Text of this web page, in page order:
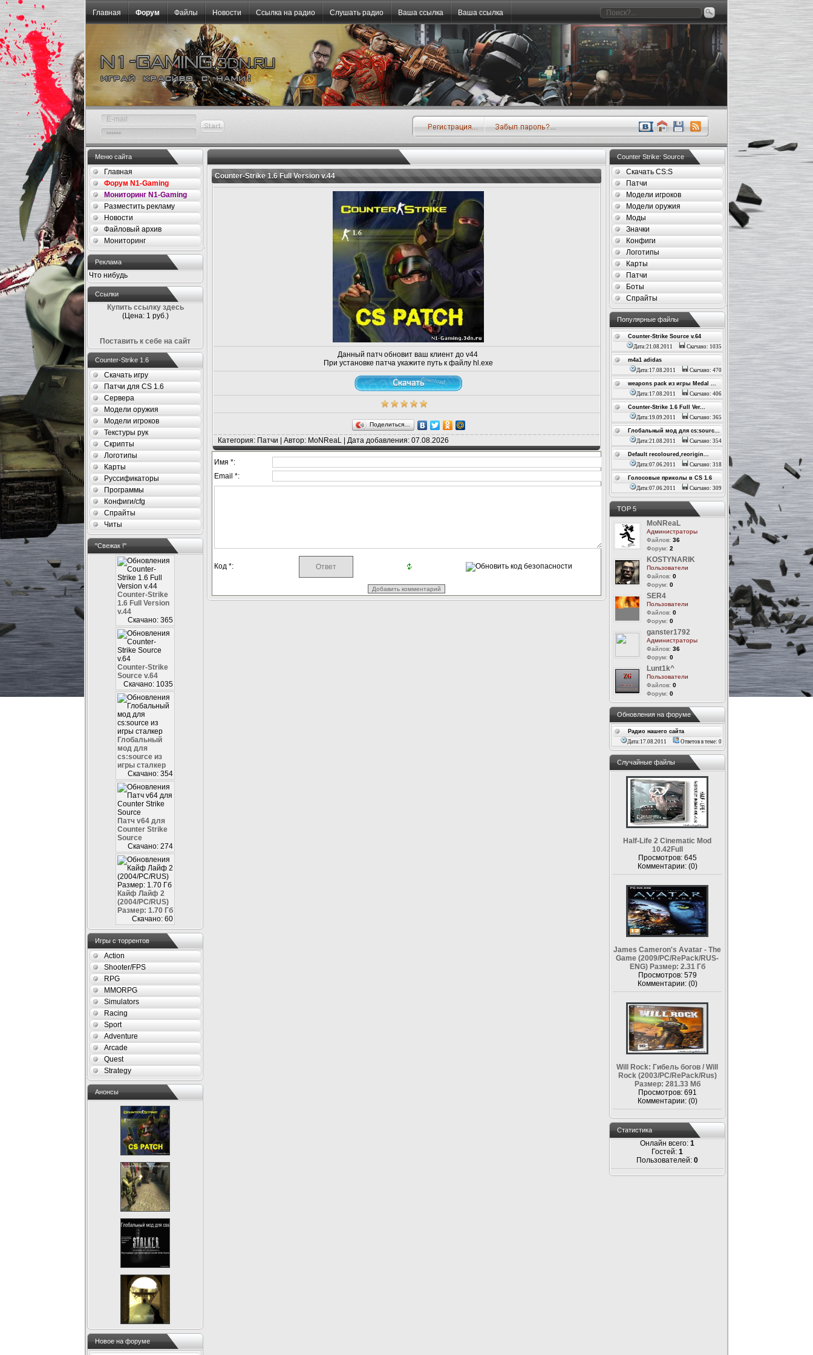
Главная Форум Файлы Новости Ссылка на радио Слушать радио Ваша ссылка Ваша ссылка
Меню сайта
Главная
Форум N1-Gaming
Мониторинг N1-Gaming
Разместить рекламу
Новости
Файловый архив
Мониторинг
Реклама
Что нибудь
Ссылки
Купить ссылку здесь
(Цена: 1 руб.)
Поставить к себе на сайт
Counter-Strike 1.6
Скачать игру
Патчи для CS 1.6
Сервера
Модели оружия
Модели игроков
Текстуры рук
Скрипты
Логотипы
Карты
Руссификаторы
Программы
Конфиги/cfg
Спрайты
Читы
"Свежак !"
Counter-Strike
1.6 Full Version
v.44
Скачано: 365
Counter-Strike
Source v.64
Скачано: 1035
Глобальный
мод для
cs:source из
игры сталкер
Скачано: 354
Патч v64 для
Counter Strike
Source
Скачано: 274
Кайф Лайф 2
(2004/PC/RUS)
Размер: 1.70 Гб
Скачано: 60
Игры с торрентов
Action
Shooter/FPS
RPG
MMORPG
Simulators
Racing
Sport
Adventure
Arcade
Quest
Strategy
Анонсы
Новое на форуме
Counter-Strike 1.6 Full Version v.44
Данный патч обновит ваш клиент до v44
При установке патча укажите путь к файлу hl.exe
Поделиться…
Категория: Патчи | Автор: MoNReaL | Дата добавления: 07.08.2026
Имя *:
Email *:
Код *:
Counter Strike: Source
Скачать CS:S
Патчи
Модели игроков
Модели оружия
Моды
Значки
Конфиги
Логотипы
Карты
Патчи
Боты
Спрайты
Популярные файлы
Counter-Strike Source v.64
Дата:21.08.2011
Скачано: 1035
m4a1 adidas
Дата:17.08.2011
Скачано: 470
weapons pack из игры Medal ...
Дата:17.08.2011
Скачано: 406
Counter-Strike 1.6 Full Ver...
Дата:19.09.2011
Скачано: 365
Глобальный мод для cs:sourc...
Дата:21.08.2011
Скачано: 354
Default recoloured,reorigin...
Дата:07.06.2011
Скачано: 318
Голосовые приколы в CS 1.6
Дата:07.06.2011
Скачано: 309
ТОР 5
MoNReaL
Администраторы
Файлов: 36
Форум: 2
KOSTYNARIK
Пользователи
Файлов: 0
Форум: 0
SER4
Пользователи
Файлов: 0
Форум: 0
ganster1792
Администраторы
Файлов: 36
Форум: 0
Lunt1k^
Пользователи
Файлов: 0
Форум: 0
Обновления на форуме
Радио нашего сайта
Дата:17.08.2011
Ответов в теме: 0
Случайные файлы
Half-Life 2 Cinematic Mod
10.42Full
Просмотров: 645
Комментарии: (0)
James Cameron's Avatar - The
Game (2009/PC/RePack/RUS-
ENG) Размер: 2.31 Гб
Просмотров: 579
Комментарии: (0)
Will Rock: Гибель богов / Will
Rock (2003/PC/RePack/Rus)
Размер: 281.33 Мб
Просмотров: 691
Комментарии: (0)
Статистика
Онлайн всего: 1
Гостей: 1
Пользователей: 0